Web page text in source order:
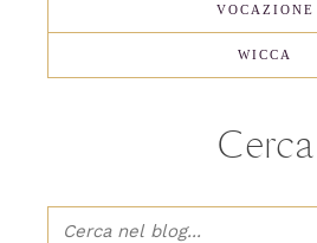
VOCAZIONE
WICCA
Cerca